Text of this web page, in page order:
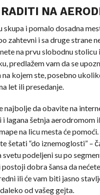
NA
skupa i pomalo dosadna
zahtevni i sa druge strane
na prvu slobodnu
predlažem vam da se
kojem ste, posebno
let ili presedanje.
najbolje da obavite na
i lagana šetnja aerodromom
na licu mesta će
šetati “do iznemoglosti” –
svetu podeljeni su po
dobra šansa da
ili će vam biti jasno
od vašeg gejta.